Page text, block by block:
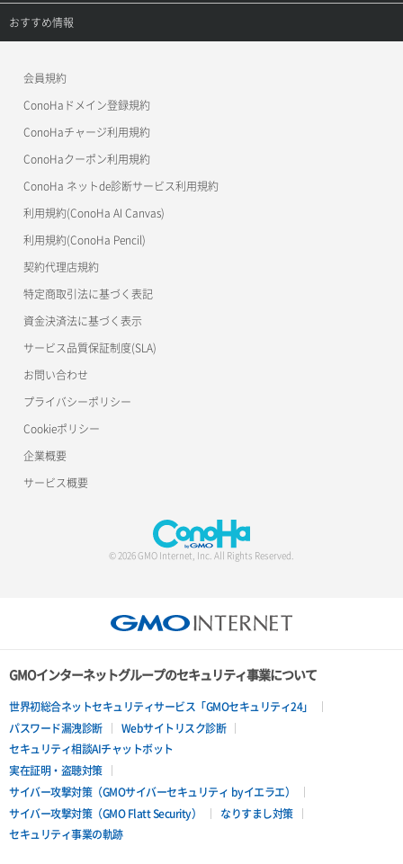
APIドキュメントVPS3.0
APIドキュメントVPS2.0
APIドキュメントVPS3.0
ご利用ガイド
サポートトップ
おすすめ情報
美雲このは徹底ガイド
会員規約
ConoHaドメイン登録規約
ConoHaチャージ利用規約
ConoHaクーポン利用規約
ConoHa ネットde診断サービス利用規約
利用規約(ConoHa AI Canvas)
利用規約(ConoHa Pencil)
契約代理店規約
特定商取引法に基づく表記
資金決済法に基づく表示
サービス品質保証制度(SLA)
お問い合わせ
プライバシーポリシー
Cookieポリシー
企業概要
サービス概要
© 2026 GMO Internet, Inc. All Rights Reserved.
GMOインターネットグループのセキュリティ事業について
世界初総合ネットセキュリティサービス「GMOセキュリティ24」
パスワード漏洩診断
Webサイトリスク診断
セキュリティ相談AIチャットボット
実在証明・盗聴対策
サイバー攻撃対策（GMOサイバーセキュリティ byイエラエ）
サイバー攻撃対策（GMO Flatt Security）
なりすまし対策
セキュリティ事業の軌跡